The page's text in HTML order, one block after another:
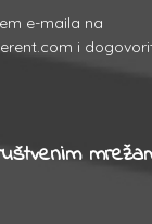
e-maila na
i